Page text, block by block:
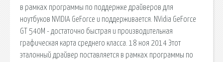
в рамках программы по поддержке драйверов для
ноутбуков NVIDIA GeForce и поддерживается. NVidia GeForce
GT 540M - достаточно быстрая и производительная
графическая карта среднего класса. 18 ноя 2014 Этот
эталонный драйвер поставляется в рамках программы по